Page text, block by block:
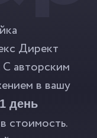
Директ
авторским
в вашу
день
стоимость.